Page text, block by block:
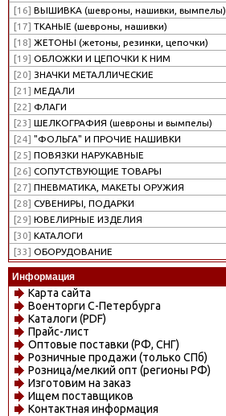
[16] ВЫШИВКА (шевроны, нашивки, вымпелы)
[17] ТКАНЫЕ (шевроны, нашивки)
[18] ЖЕТОНЫ (жетоны, резинки, цепочки)
[19] ОБЛОЖКИ И ЦЕПОЧКИ К НИМ
[20] ЗНАЧКИ МЕТАЛЛИЧЕСКИЕ
[21] МЕДАЛИ
[22] ФЛАГИ
[23] ШЕЛКОГРАФИЯ (шевроны и вымпелы)
[24] "ФОЛЬГА" И ПРОЧИЕ НАШИВКИ
[25] ПОВЯЗКИ НАРУКАВНЫЕ
[26] СОПУТСТВУЮЩИЕ ТОВАРЫ
[27] ПНЕВМАТИКА, МАКЕТЫ ОРУЖИЯ
[28] СУВЕНИРЫ, ПОДАРКИ
[29] ЮВЕЛИРНЫЕ ИЗДЕЛИЯ
[30] КАТАЛОГИ
[33] ОБОРУДОВАНИЕ
Информация
Карта сайта
Военторги С-Петербурга
Каталоги (PDF)
Прайс-лист
Оптовые поставки (РФ, СНГ)
Розничные продажи (только СПб)
Розница/мелкий опт (регионы РФ)
Изготовим на заказ
Ищем поставщиков
Контактная информация